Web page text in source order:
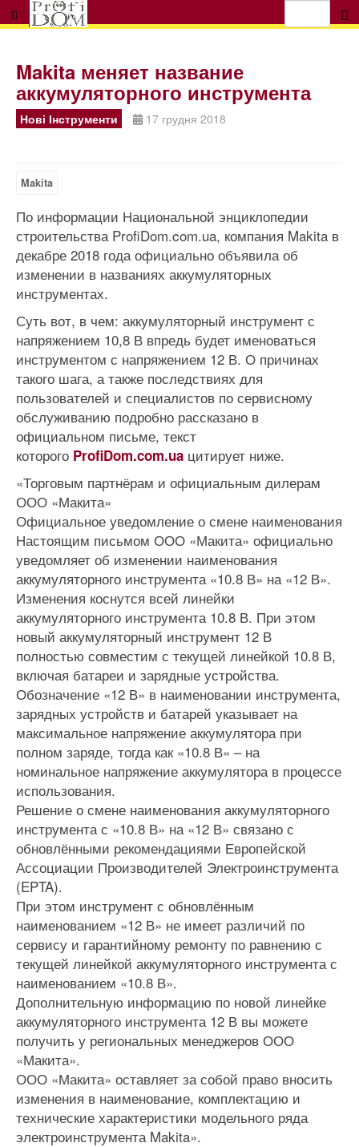
Makita меняет название
аккумуляторного инструмента
Нові Інструменти 17 грудня 2018
Makita
По информации Национальной энциклопедии
строительства ProfiDom.com.ua, компания Makita в
декабре 2018 года официально объявила об
изменении в названиях аккумуляторных
инструментах.
Суть вот, в чем: аккумуляторный инструмент с
напряжением 10,8 В впредь будет именоваться
инструментом с напряжением 12 В. О причинах
такого шага, а также последствиях для
пользователей и специалистов по сервисному
обслуживанию подробно рассказано в
официальном письме, текст
которого ProfiDom.com.ua цитирует ниже.
«Торговым партнёрам и официальным дилерам
ООО «Макита»
Официальное уведомление о смене наименования
Настоящим письмом ООО «Макита» официально
уведомляет об изменении наименования
аккумуляторного инструмента «10.8 В» на «12 В».
Изменения коснутся всей линейки
аккумуляторного инструмента 10.8 В. При этом
новый аккумуляторный инструмент 12 В
полностью совместим с текущей линейкой 10.8 В,
включая батареи и зарядные устройства.
Обозначение «12 В» в наименовании инструмента,
зарядных устройств и батарей указывает на
максимальное напряжение аккумулятора при
полном заряде, тогда как «10.8 В» – на
номинальное напряжение аккумулятора в процессе
использования.
Решение о смене наименования аккумуляторного
инструмента с «10.8 В» на «12 В» связано с
обновлёнными рекомендациями Европейской
Ассоциации Производителей Электроинструмента
(EPTA).
При этом инструмент с обновлённым
наименованием «12 В» не имеет различий по
сервису и гарантийному ремонту по равнению с
текущей линейкой аккумуляторного инструмента с
наименованием «10.8 В».
Дополнительную информацию по новой линейке
аккумуляторного инструмента 12 В вы можете
получить у региональных менеджеров ООО
«Макита».
ООО «Макита» оставляет за собой право вносить
изменения в наименование, комплектацию и
технические характеристики модельного ряда
электроинструмента Makita».